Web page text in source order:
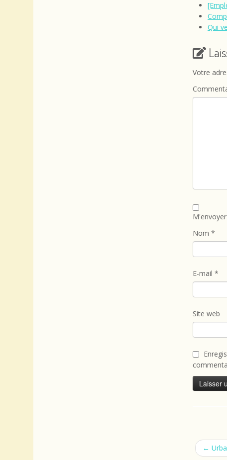
Qui
Votre
Nom *
E-mail *
Site web
←